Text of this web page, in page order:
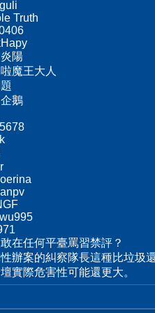
Truth
陽
魔王大人
鵝
在任何平臺罵習禁評？
辦案的糾察隊長這種比垃圾
實際危害性可能還更大。